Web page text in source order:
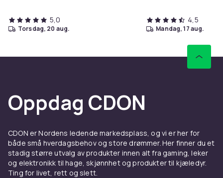
5,0
torsdag, 20 aug.
4,5
mandag, 17 aug.
Oppdag CDON
CDON er Nordens ledende markedsplass, og vi er her for
både små hverdagsbehov og store drømmer. Her finner du et
stadig større utvalg av produkter innen alt fra gaming, leker
og elektronikk til hage, skjønnhet og produkter til kjæledyr.
Ting for livet, rett og slett.